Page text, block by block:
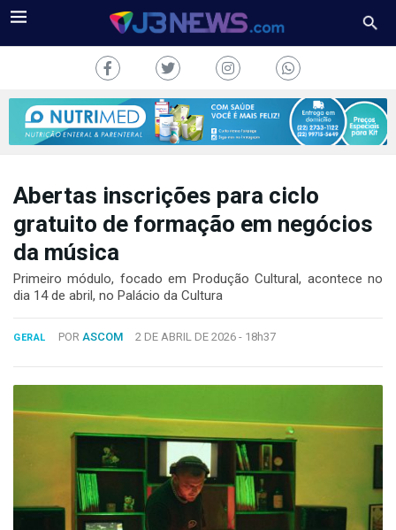
COLUNAS
FALE
CONOSCO
Copyright
2024
Desenvolvido
Sistemas
Abertas inscrições para ciclo
gratuito de formação em negócios
da música
Primeiro módulo, focado em Produção Cultural, acontece no
dia 14 de abril, no Palácio da Cultura
GERAL POR ASCOM 2 DE ABRIL DE 2026 - 18h37